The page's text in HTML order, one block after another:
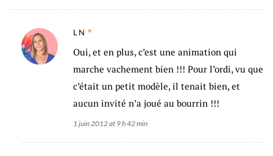
LN
Oui, et en plus, c’est une animation qui
marche vachement bien !!! Pour l’ordi, vu que
c’était un petit modèle, il tenait bien, et
aucun invité n’a joué au bourrin !!!
1 juin 2012 at 9 h 42 min